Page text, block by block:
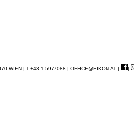
WIEN | T +43 1 5977088 | OFFICE@EIKON.AT | |